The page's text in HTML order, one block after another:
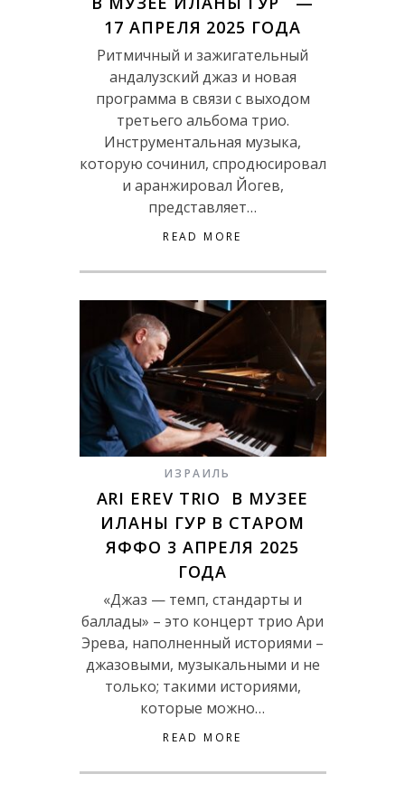
17 АПРЕЛЯ 2025 ГОДА
Ритмичный и зажигательный
андалузский джаз и новая
программа в связи с выходом
третьего альбома трио.
Инструментальная музыка,
которую сочинил, спродюсировал
и аранжировал Йогев,
представляет…
READ MORE
ИЗРАИЛЬ
ARI EREV TRIO В МУЗЕЕ
ИЛАНЫ ГУР В СТАРОМ
ЯФФО 3 АПРЕЛЯ 2025
ГОДА
«Джаз — темп, стандарты и
баллады» – это концерт трио Ари
Эрева, наполненный историями –
джазовыми, музыкальными и не
только; такими историями,
которые можно…
READ MORE